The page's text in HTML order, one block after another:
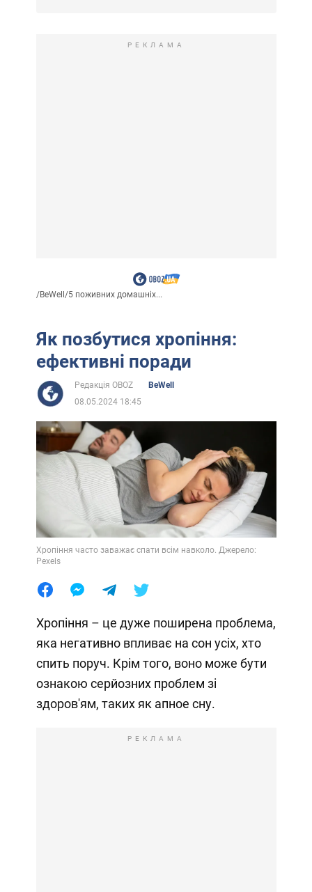
РЕКЛАМА
/BeWell /5 поживних домашніх...
Як позбутися хропіння:
ефективні поради
Редакція OBOZ
BeWell
08.05.2024 18:45
Хропіння часто заважає спати всім навколо. Джерело:
Pexels
Хропіння – це дуже поширена проблема,
яка негативно впливає на сон усіх, хто
спить поруч. Крім того, воно може бути
ознакою серйозних проблем зі
здоров'ям, таких як апное сну.
РЕКЛАМА